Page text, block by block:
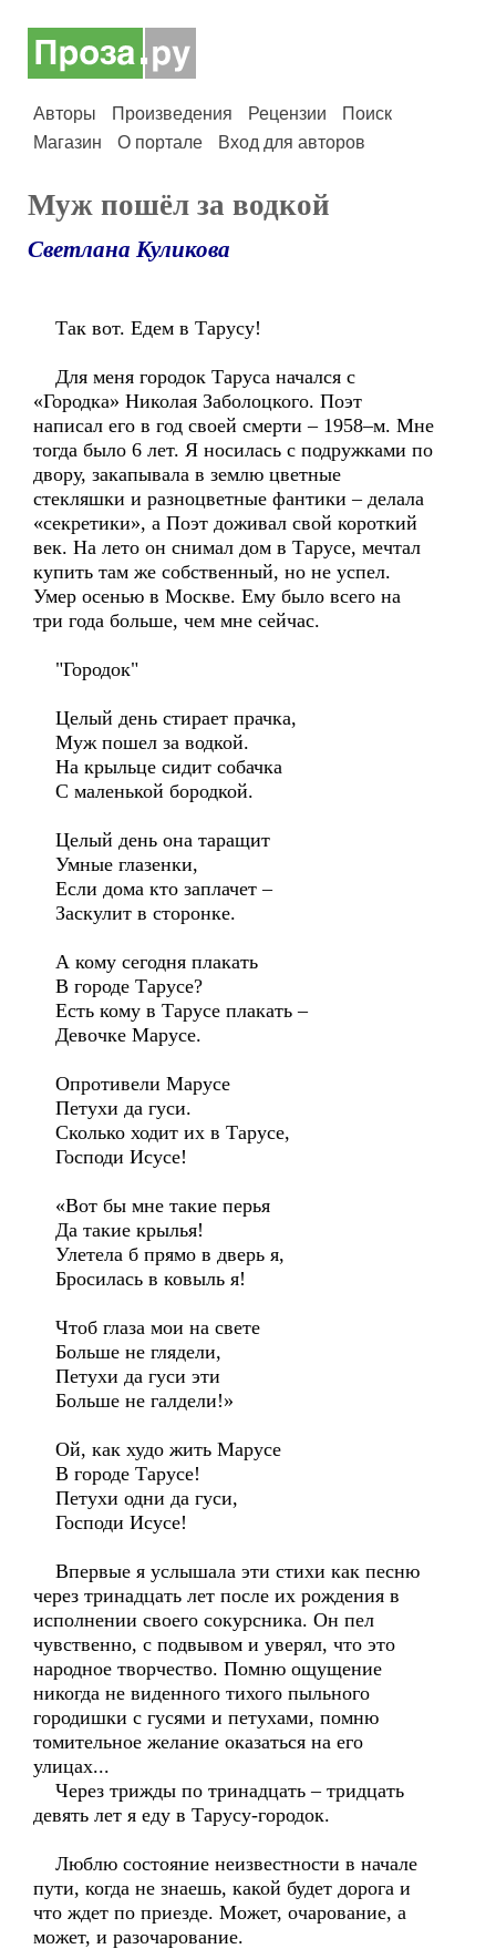
Авторы Произведения Рецензии
Поиск
Магазин
О портале Вход для авторов
Муж пошёл за водкой
Светлана Куликова
Так вот. Едем в Тарусу!
Для меня городок Таруса начался с
«Городка» Николая Заболоцкого. Поэт
написал его в год своей смерти – 1958–м. Мне
тогда было 6 лет. Я носилась с подружками по
двору, закапывала в землю цветные
стекляшки и разноцветные фантики – делала
«секретики», а Поэт доживал свой короткий
век. На лето он снимал дом в Тарусе, мечтал
купить там же собственный, но не успел.
Умер осенью в Москве. Ему было всего на
три года больше, чем мне сейчас.
"Городок"
Целый день стирает прачка,
Муж пошел за водкой.
На крыльце сидит собачка
С маленькой бородкой.
Целый день она таращит
Умные глазенки,
Если дома кто заплачет –
Заскулит в сторонке.
А кому сегодня плакать
В городе Тарусе?
Есть кому в Тарусе плакать –
Девочке Марусе.
Опротивели Марусе
Петухи да гуси.
Сколько ходит их в Тарусе,
Господи Исусе!
«Вот бы мне такие перья
Да такие крылья!
Улетела б прямо в дверь я,
Бросилась в ковыль я!
Чтоб глаза мои на свете
Больше не глядели,
Петухи да гуси эти
Больше не галдели!»
Ой, как худо жить Марусе
В городе Тарусе!
Петухи одни да гуси,
Господи Исусе!
Впервые я услышала эти стихи как песню
через тринадцать лет после их рождения в
исполнении своего сокурсника. Он пел
чувственно, с подвывом и уверял, что это
народное творчество. Помню ощущение
никогда не виденного тихого пыльного
городишки с гусями и петухами, помню
томительное желание оказаться на его
улицах...
Через трижды по тринадцать – тридцать
девять лет я еду в Тарусу-городок.
Люблю состояние неизвестности в начале
пути, когда не знаешь, какой будет дорога и
что ждет по приезде. Может, очарование, а
может, и разочарование.